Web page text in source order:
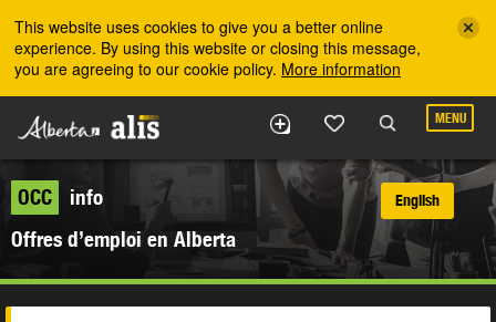
This website uses cookies to give you a better online
experience. By using this website or closing this message,
you are agreeing to our cookie policy. More information
MENU
OCC
info
Offres d’emploi en Alberta
English